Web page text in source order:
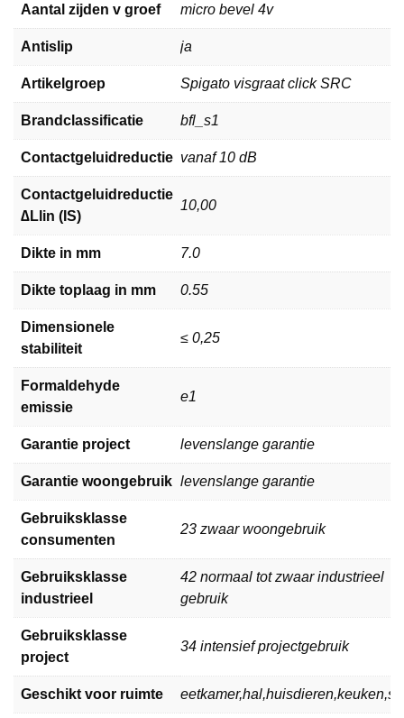
Aantal zijden v groef micro bevel 4v
Antislip ja
Artikelgroep Spigato visgraat click SRC
Brandclassificatie bfl_s1
Contactgeluidreductie vanaf 10 dB
Contactgeluidreductie
∆Llin (IS)
10,00
Dikte in mm 7.0
Dikte toplaag in mm 0.55
Dimensionele
stabiliteit
≤ 0,25
Formaldehyde
emissie
e1
Garantie project levenslange garantie
Garantie woongebruik levenslange garantie
Gebruiksklasse
consumenten
23 zwaar woongebruik
Gebruiksklasse
industrieel
42 normaal tot zwaar industrieel
gebruik
Gebruiksklasse
project
34 intensief projectgebruik
Geschikt voor ruimte